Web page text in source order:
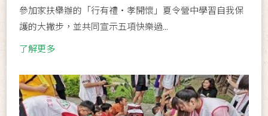
參加家扶舉辦的「行有禮‧孝開懷」夏令營中學習自我保
護的大撇步，並共同宣示五項快樂過...
了解更多